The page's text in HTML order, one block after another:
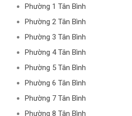
Phường 1 Tân Bình
Phường 2 Tân Bình
Phường 3 Tân Bình
Phường 4 Tân Bình
Phường 5 Tân Bình
Phường 6 Tân Bình
Phường 7 Tân Bình
Phường 8 Tân Bình